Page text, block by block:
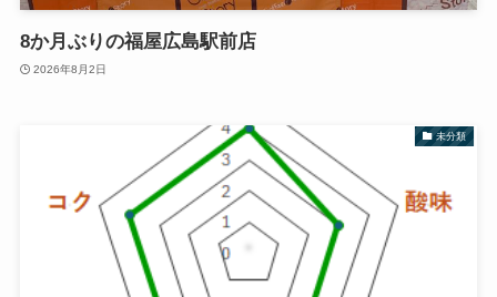
8か月ぶりの福屋広島駅前店
2026年8月2日
未分類